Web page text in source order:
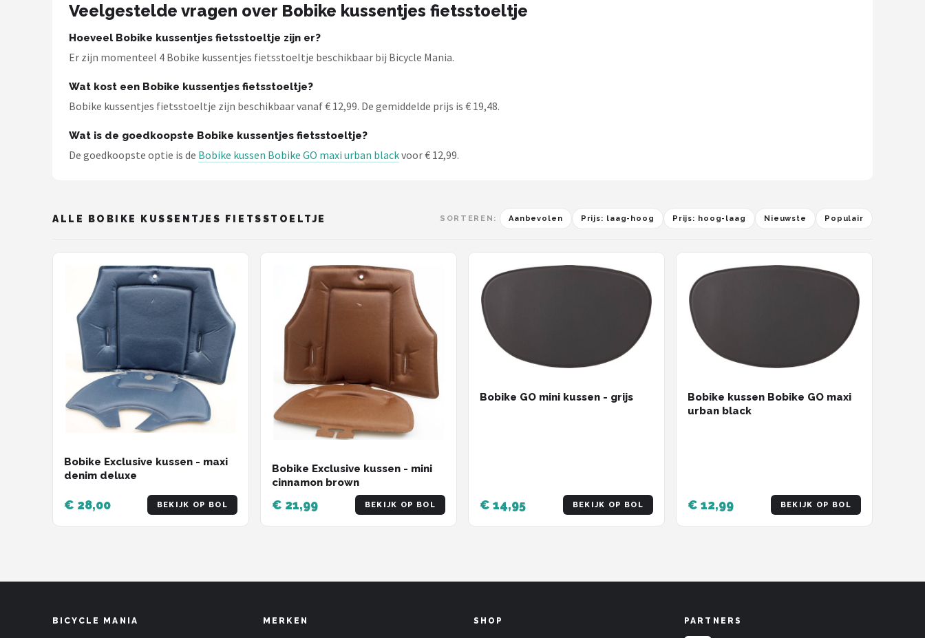
Voltano
Shimano
Alle merken →
Veelgestelde vragen over Bobike kussentjes fietsstoeltje
Hoeveel Bobike kussentjes fietsstoeltje zijn er?
Er zijn momenteel 4 Bobike kussentjes fietsstoeltje beschikbaar bij Bicycle Mania.
Wat kost een Bobike kussentjes fietsstoeltje?
Bobike kussentjes fietsstoeltje zijn beschikbaar vanaf € 12,99. De gemiddelde prijs is € 19,48.
Wat is de goedkoopste Bobike kussentjes fietsstoeltje?
De goedkoopste optie is de Bobike kussen Bobike GO maxi urban blackvoor € 12,99.
ALLE BOBIKE KUSSENTJES FIETSSTOELTJE SORTEREN: Aanbevolen Prijs: laag-hoog Prijs: hoog-laag Nieuwste Populair
Bobike Exclusive kussen - maxi
denim deluxe
€ 28,00 BEKIJK OP BOL
Bobike Exclusive kussen - mini
cinnamon brown
€ 21,99 BEKIJK OP BOL
Bobike GO mini kussen - grijs
€ 14,95 BEKIJK OP BOL
Bobike kussen Bobike GO maxi
urban black
€ 12,99 BEKIJK OP BOL
BICYCLE MANIA MERKEN SHOP PARTNERS